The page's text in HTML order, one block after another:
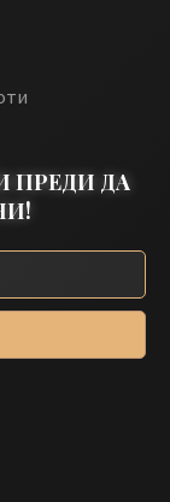
ПРЕДИ ДА